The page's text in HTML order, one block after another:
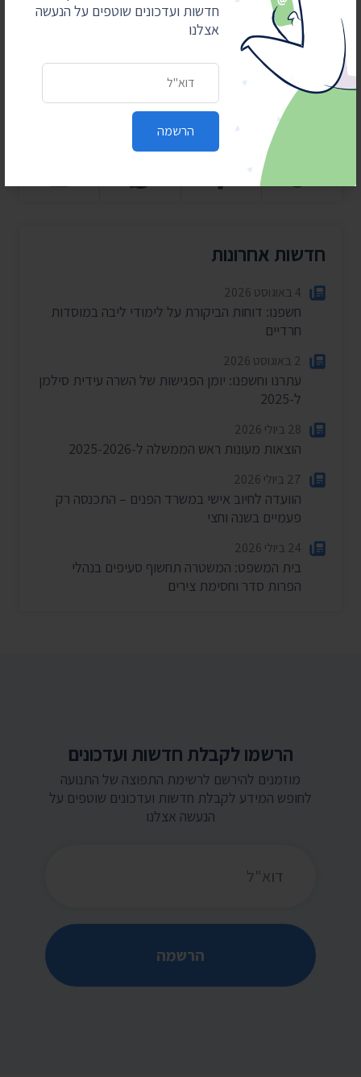
חדשות ועדכונים שוטפים על הנעשה
אצלנו
הרשמה
לתמיכתם
כן, אני רוצה לתמוך
חדשות אחרונות
4 באוגוסט 2026
חשפנו: דוחות הביקורת על לימודי ליבה במוסדות
חרדיים
2 באוגוסט 2026
עתרנו וחשפנו: יומן הפגישות של השרה עידית סילמן
ל-2025
28 ביולי 2026
הוצאות מעונות ראש הממשלה ל-2025-2026
27 ביולי 2026
הוועדה לחיוב אישי במשרד הפנים – התכנסה רק
פעמיים בשנה וחצי
24 ביולי 2026
בית המשפט: המשטרה תחשוף סעיפים בנהלי
הפרות סדר וחסימת צירים
הרשמו לקבלת חדשות ועדכונים
מוזמנים להירשם לרשימת התפוצה של התנועה
לחופש המידע לקבלת חדשות ועדכונים שוטפים על
הנעשה אצלנו
הרשמה